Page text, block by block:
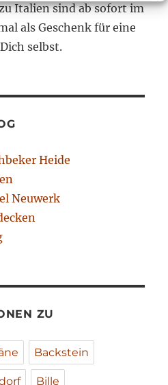
Italien sind ab sofort im
als Geschenk für eine
selbst.
Heide
Neuwerk
ZU
Backstein
Bille